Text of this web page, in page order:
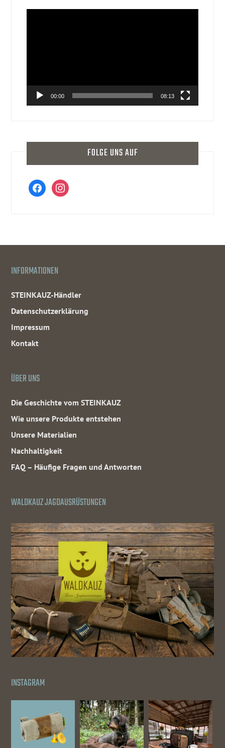
00:00 08:13
FOLGE UNS AUF
facebookinstagram
INFORMATIONEN
STEINKAUZ-Händler
Datenschutzerklärung
Impressum
Kontakt
ÜBER UNS
Die Geschichte vom STEINKAUZ
Wie unsere Produkte entstehen
Unsere Materialien
Nachhaltigkeit
FAQ – Häufige Fragen und Antworten
WALDKAUZ JAGDAUSRÜSTUNGEN
INSTAGRAM